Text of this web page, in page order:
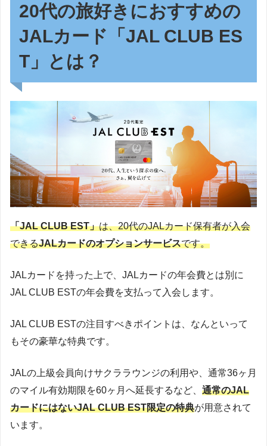
20代の旅好きにおすすめの
JALカード「JAL CLUB ES
T」とは？
「JAL CLUB EST」は、20代のJALカード保有者が入会
できるJALカードのオプションサービスです。
JALカードを持った上で、JALカードの年会費とは別に
JAL CLUB ESTの年会費を支払って入会します。
JAL CLUB ESTの注目すべきポイントは、なんといって
もその豪華な特典です。
JALの上級会員向けサクララウンジの利用や、通常36ヶ月
のマイル有効期限を60ヶ月へ延長するなど、 通常のJAL
カードにはないJAL CLUB EST限定の特典が用意されて
います。